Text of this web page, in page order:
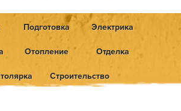
Подготовка Электрика
Отопление Отделка
Строительство